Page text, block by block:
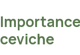
ceviche